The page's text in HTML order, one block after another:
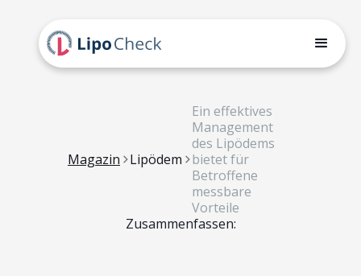
Magazin Lipödem
Ein effektives
Management
des Lipödems
bietet für
Betroffene
messbare
Vorteile
Zusammenfassen: